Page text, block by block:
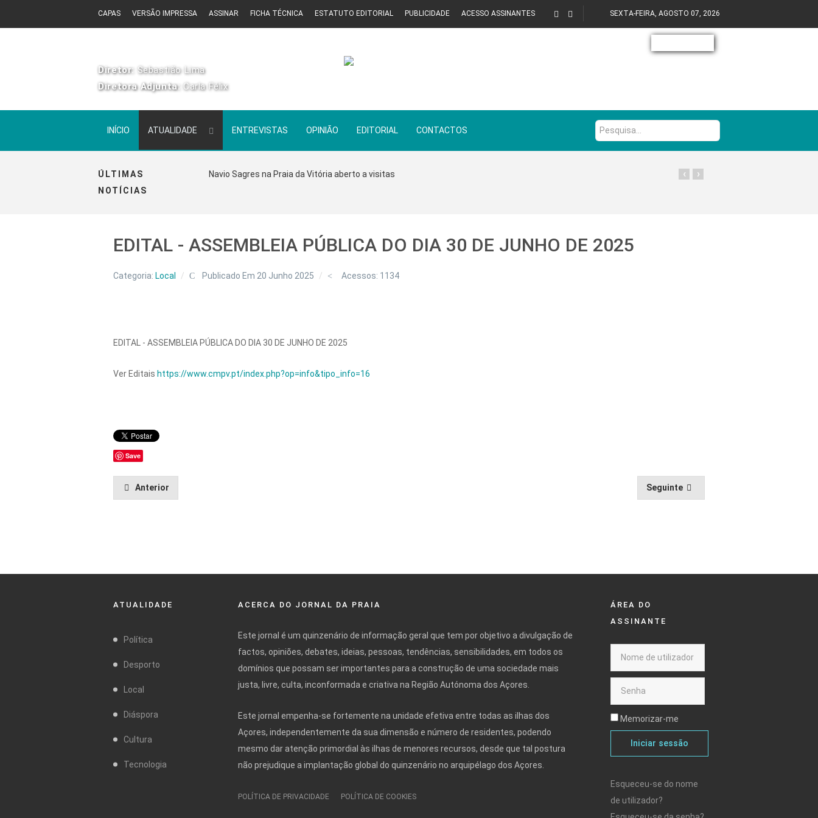
CAPAS VERSÃO IMPRESSA ASSINAR FICHA TÉCNICA ESTATUTO EDITORIAL PUBLICIDADE ACESSO ASSINANTES SEXTA-FEIRA, AGOSTO 07, 2026
Diretor: Sebastião Lima
Diretora Adjunta:Carla Félix
INÍCIO ATUALIDADE ENTREVISTAS OPINIÃO EDITORIAL CONTACTOS Pesquisa...
ÚLTIMAS
NOTÍCIAS
Navio Sagres na Praia da Vitória aberto a visitas ›
‹
EDITAL - ASSEMBLEIA PÚBLICA DO DIA 30 DE JUNHO DE 2025
Categoria: Local Publicado Em 20 Junho 2025 Acessos: 1134
EDITAL - ASSEMBLEIA PÚBLICA DO DIA 30 DE JUNHO DE 2025
Ver Editais https://www.cmpv.pt/index.php?op=info&tipo_info=16
Save
Anterior Seguinte
ATUALIDADE
Política
Desporto
Local
Diáspora
Cultura
Tecnologia
ACERCA DO JORNAL DA PRAIA
Este jornal é um quinzenário de informação geral que tem por objetivo a divulgação de
factos, opiniões, debates, ideias, pessoas, tendências, sensibilidades, em todos os
domínios que possam ser importantes para a construção de uma sociedade mais
justa, livre, culta, inconformada e criativa na Região Autónoma dos Açores.
Este jornal empenha-se fortemente na unidade efetiva entre todas as ilhas dos
Açores, independentemente da sua dimensão e número de residentes, podendo
mesmo dar atenção primordial às ilhas de menores recursos, desde que tal postura
não prejudique a implantação global do quinzenário no arquipélago dos Açores.
POLÍTICA DE PRIVACIDADE POLÍTICA DE COOKIES
ÁREA DO
ASSINANTE
Memorizar-me
Iniciar sessão
Esqueceu-se do nome
de utilizador?